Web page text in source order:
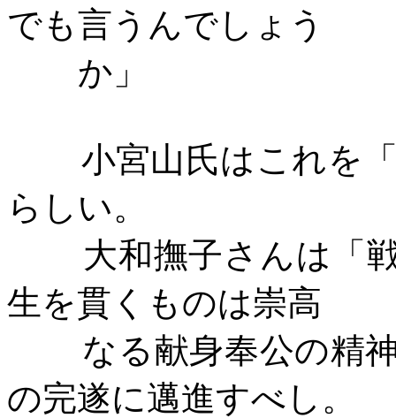
でも言うんでしょう
か」
小宮山氏はこれを
らしい。
大和撫子さんは
生を貫くものは崇高
なる献身奉公の精
の完遂に邁進すべし。